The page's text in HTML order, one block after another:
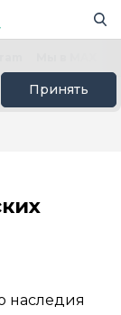
Принять
наследия